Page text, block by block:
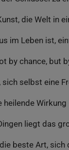
die Welt in
im Leben ist,
by chance, but
sich selbst eine
heilende
liegt das
beste Art, sich